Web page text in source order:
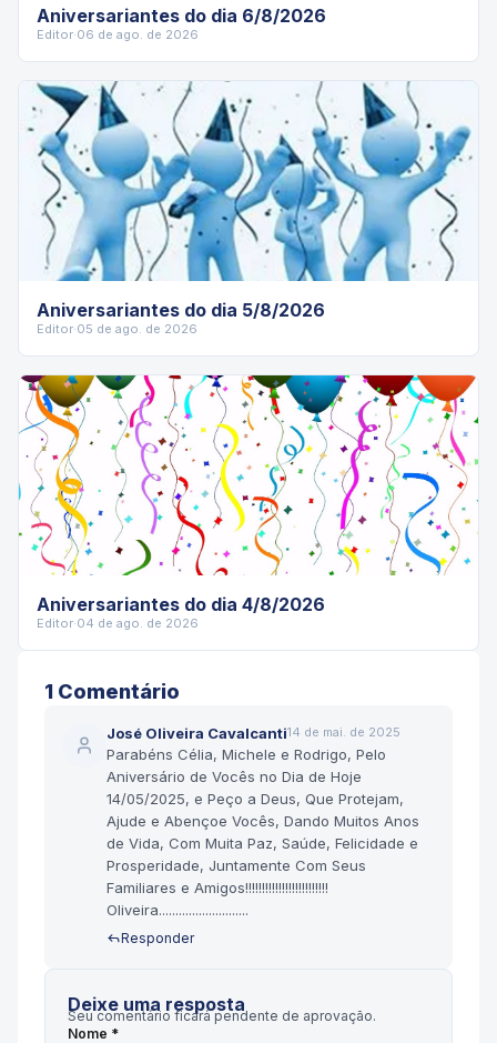
Aniversariantes do dia 6/8/2026
Editor·06 de ago. de 2026
Aniversariantes do dia 5/8/2026
Editor·05 de ago. de 2026
Aniversariantes do dia 4/8/2026
Editor·04 de ago. de 2026
1 Comentário
José Oliveira Cavalcanti14 de mai. de 2025
Parabéns Célia, Michele e Rodrigo, Pelo
Aniversário de Vocês no Dia de Hoje
14/05/2025, e Peço a Deus, Que Protejam,
Ajude e Abençoe Vocês, Dando Muitos Anos
de Vida, Com Muita Paz, Saúde, Felicidade e
Prosperidade, Juntamente Com Seus
Familiares e Amigos!!!!!!!!!!!!!!!!!!!!!!!!!
Oliveira...........................
Responder
Deixe uma resposta
Seu comentário ficará pendente de aprovação.
Nome *